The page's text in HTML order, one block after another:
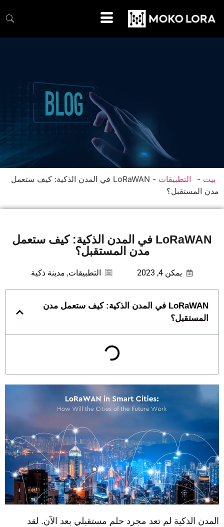
بيت- التطبيقات-
LoRaWAN في المدن الذكية: كيف ستعمل
المستقبل؟
LoRaWAN في المدن الذكية: كيف ستعمل
مدن المستقبل؟
يمكن 4, 2023 التطبيقات,مدينة ذكية
LoRaWAN في المدن الذكية: كيف ستعمل مدن
المستقبل؟
الذكية لم تعد مجرد حلم مستقبلي بعد الآن. لقد